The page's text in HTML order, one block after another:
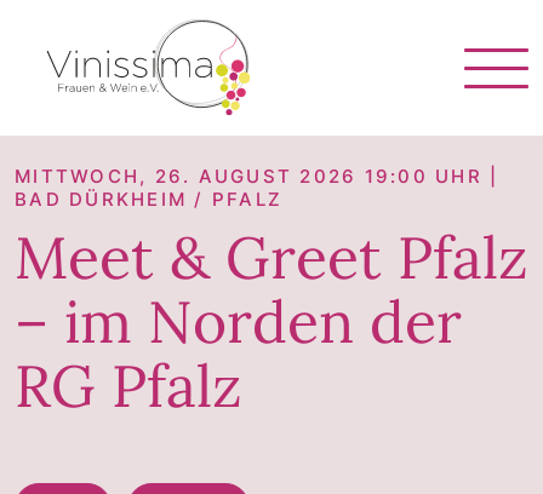
MITTWOCH, 26. AUGUST 2026 19:00 UHR |
BAD DÜRKHEIM / PFALZ
Meet & Greet Pfalz
– im Norden der
RG Pfalz